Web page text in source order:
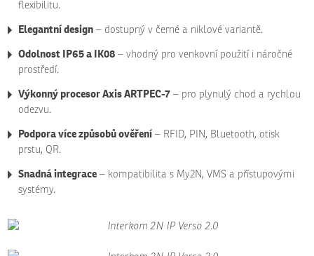
flexibilitu.
Elegantní design – dostupný v černé a niklové variantě.
Odolnost IP65 a IK08 – vhodný pro venkovní použití i náročné
prostředí.
Výkonný procesor Axis ARTPEC-7 – pro plynulý chod a rychlou
odezvu.
Podpora více způsobů ověření – RFID, PIN, Bluetooth, otisk
prstu, QR.
Snadná integrace – kompatibilita s My2N, VMS a přístupovými
systémy.